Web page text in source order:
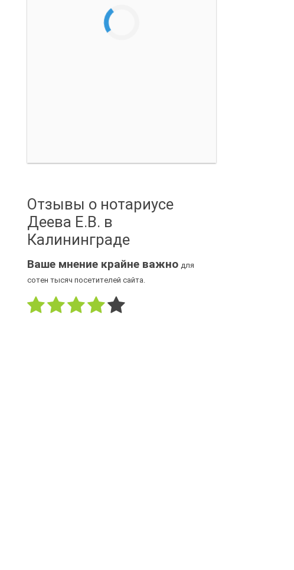
Отзывы о нотариусе
Деева Е.В. в
Калининграде
Ваше мнение крайне важно для
сотен тысяч посетителей сайта.